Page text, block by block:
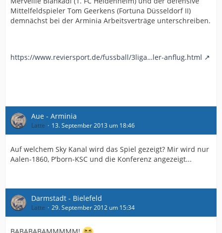
Mittelfeldspieler Tom Geerkens (Fortuna Düsseldorf II)
demnächst bei der Arminia Arbeitsverträge unterschreiben.
https://www.reviersport.de/fussball/3liga…ler-anflug.html
Aue - Arminia
Latte 13. September 2013 um 18:46
Auf welchem Sky Kanal wird das Spiel gezeigt? Mir wird nur
Aalen-1860, P'born-KSC und die Konferenz angezeigt...
Darmstadt - Bielefeld
Latte 29. September 2012 um 15:34